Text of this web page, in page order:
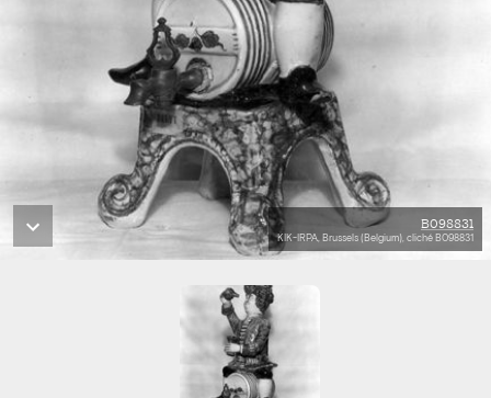
B098831
KIK-IRPA, Brussels (Belgium), cliché B098831